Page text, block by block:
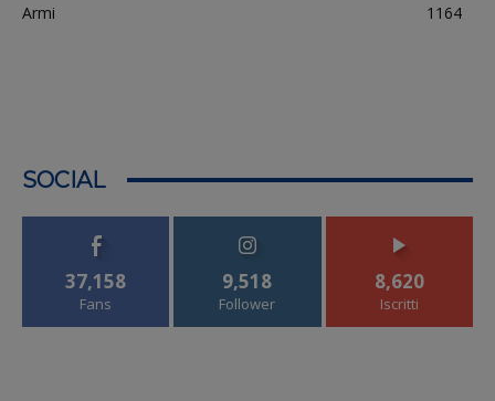
Armi
1164
SOCIAL
37,158
Fans
9,518
Follower
8,620
Iscritti